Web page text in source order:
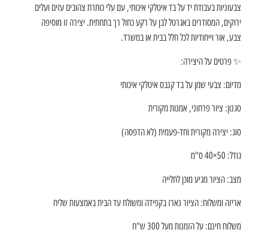
צבעוניות בעבודת יד על בד איטלקי איכותי, עם עלי כותרת צהובים עזים ועלים
ירוקים, המסודרים באגרטל לבן על רקע כחול רך בתחתית. יצירה זו מוסיפה
צבע, אור וייחודיות לכל חלל בבית או במשרד.
✨ פרטים על היצירה:
מדיום: צבעי שמן על בד קנבס איטלקי איכותי
סגנון: ציור פרחוני, אמנות מקורית
סוג: יצירה מקורית וחד-פעמית (לא הדפסה)
גודל: 50×40 ס"מ
מצב: הציור מגיע מוכן לתלייה
אריזה ומשלוח: הציור נארז בקפידה ומשולח עד הבית באמצעות שליח
משלוח חינם: על הזמנות מעל 300 ש"ח